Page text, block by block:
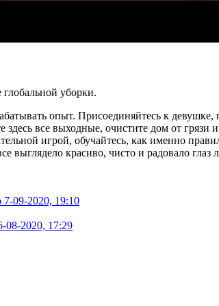
уборки.
опыт. Присоединяйтесь к
все выходные, очистите дом от грязи
игрой, обучайтесь, как именно
красиво, чисто и радовало
7-09-2020, 19:10
08-2020, 17:29